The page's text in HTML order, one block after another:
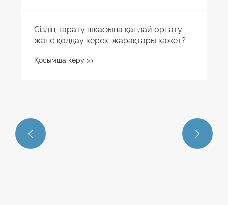
Сіздің тарату шкафына қандай орнату
және қолдау керек-жарақтары қажет?
Қосымша көру >>
 